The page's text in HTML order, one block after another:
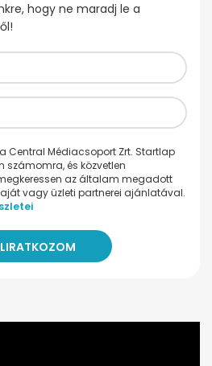
hogy ne maradj le a
Central Médiacsoport Zrt. Startlap
számomra, és közvetlen
az általam megadott
vagy üzleti partnerei ajánlatával.